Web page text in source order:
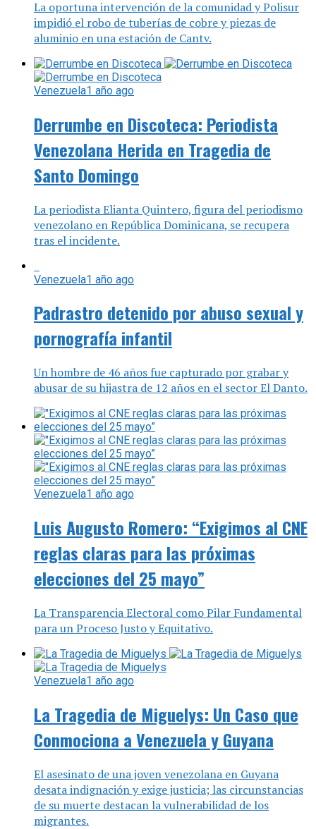
La oportuna intervención de la comunidad y Polisur
impidió el robo de tuberías de cobre y piezas de
aluminio en una estación de Cantv.
Venezuela1 año ago
Derrumbe en Discoteca: Periodista
Venezolana Herida en Tragedia de
Santo Domingo
La periodista Elianta Quintero, figura del periodismo
venezolano en República Dominicana, se recupera
tras el incidente.
Venezuela1 año ago
Padrastro detenido por abuso sexual y
pornografía infantil
Un hombre de 46 años fue capturado por grabar y
abusar de su hijastra de 12 años en el sector El Danto.
Venezuela1 año ago
Luis Augusto Romero: “Exigimos al CNE
reglas claras para las próximas
elecciones del 25 mayo”
La Transparencia Electoral como Pilar Fundamental
para un Proceso Justo y Equitativo.
Venezuela1 año ago
La Tragedia de Miguelys: Un Caso que
Conmociona a Venezuela y Guyana
El asesinato de una joven venezolana en Guyana
desata indignación y exige justicia; las circunstancias
de su muerte destacan la vulnerabilidad de los
migrantes.